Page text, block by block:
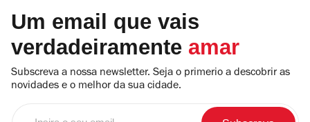
Um email que vais
verdadeiramente amar
Subscreva a nossa newsletter. Seja o primerio a descobrir as
novidades e o melhor da sua cidade.